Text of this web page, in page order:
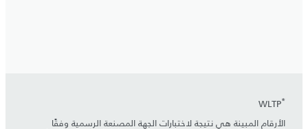
*
WLTP
الأرقام المبينة هي نتيجة لاختبارات الجهة المصنعة الرسمية وفقًا